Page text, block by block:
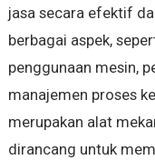
jasa secara efektif
berbagai aspek,
penggunaan mesin,
manajemen proses
merupakan alat
dirancang untuk